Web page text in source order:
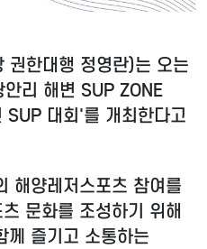
권한대행 정영란)는 오는
리 해변 SUP ZONE
대회'를 개최한다고
해양레저스포츠 참여를
문화를 조성하기 위해
께 즐기고 소통하는